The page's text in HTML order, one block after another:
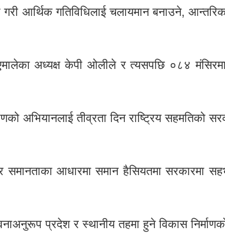
गरी आर्थिक गतिविधिलाई चलायमान बनाउने,
अध्यक्ष केपी ओलीले र त्यसपछि ०८४
अभियानलाई तीव्रता दिन राष्ट्रिय
आधारमा समान हैसियतमा सरकारमा
प्रदेश र स्थानीय तहमा हुने विकास निर्माणको